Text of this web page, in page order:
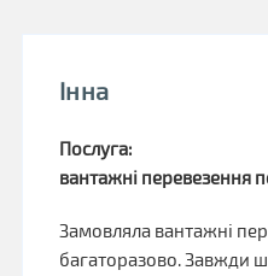
Інна
Послуга:
вантажні перевезення
Замовляла вантажні
багаторазово. Завжди